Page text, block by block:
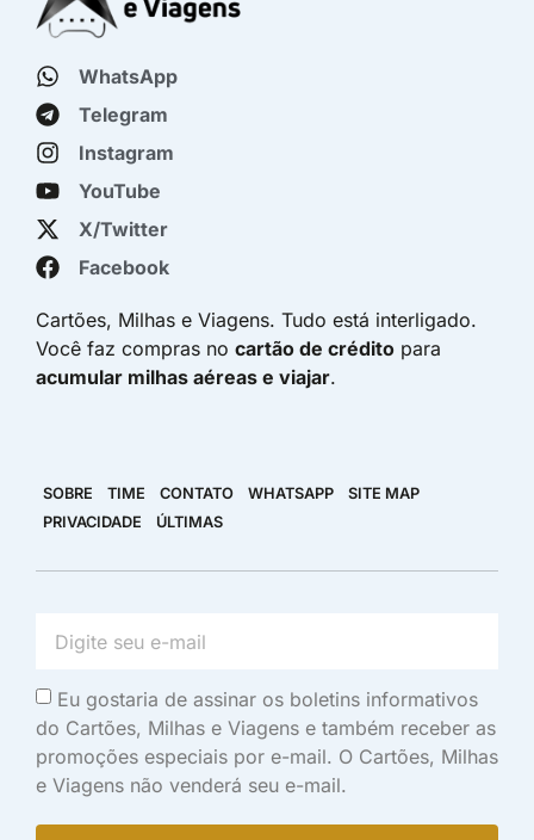
WhatsApp
Telegram
Instagram
YouTube
X/Twitter
Facebook
Cartões, Milhas e Viagens. Tudo está interligado.
Você faz compras no cartão de crédito para
acumular milhas aéreas e viajar.
SOBRE TIME CONTATO WHATSAPP
SITE MAP
PRIVACIDADE
ÚLTIMAS
Eu gostaria de assinar os boletins informativos
do Cartões, Milhas e Viagens e também receber as
promoções especiais por e-mail. O Cartões, Milhas
e Viagens não venderá seu e-mail.